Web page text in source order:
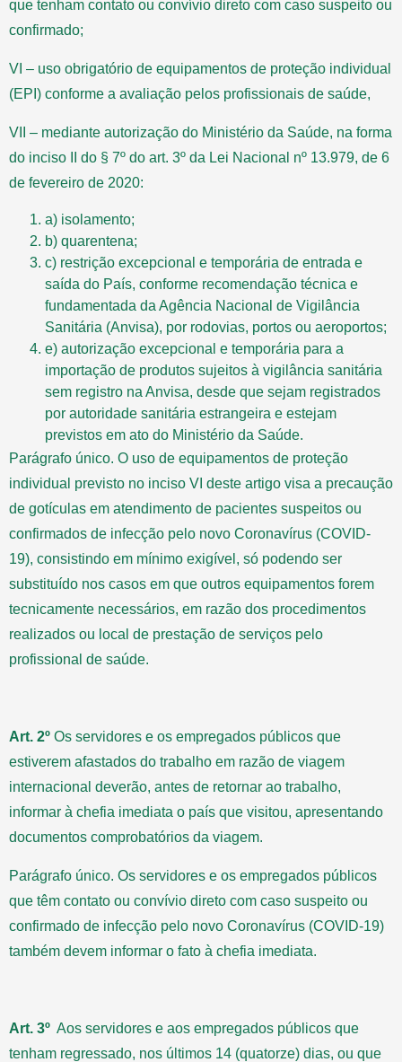
que tenham contato ou convívio direto com caso suspeito ou
confirmado;
VI – uso obrigatório de equipamentos de proteção individual
(EPI) conforme a avaliação pelos profissionais de saúde,
VII – mediante autorização do Ministério da Saúde, na forma
do inciso II do § 7º do art. 3º da Lei Nacional nº 13.979, de 6
de fevereiro de 2020:
a) isolamento;
b) quarentena;
c) restrição excepcional e temporária de entrada e
saída do País, conforme recomendação técnica e
fundamentada da Agência Nacional de Vigilância
Sanitária (Anvisa), por rodovias, portos ou aeroportos;
e) autorização excepcional e temporária para a
importação de produtos sujeitos à vigilância sanitária
sem registro na Anvisa, desde que sejam registrados
por autoridade sanitária estrangeira e estejam
previstos em ato do Ministério da Saúde.
Parágrafo único. O uso de equipamentos de proteção
individual previsto no inciso VI deste artigo visa a precaução
de gotículas em atendimento de pacientes suspeitos ou
confirmados de infecção pelo novo Coronavírus (COVID-
19), consistindo em mínimo exigível, só podendo ser
substituído nos casos em que outros equipamentos forem
tecnicamente necessários, em razão dos procedimentos
realizados ou local de prestação de serviços pelo
profissional de saúde.
Art. 2º Os servidores e os empregados públicos que
estiverem afastados do trabalho em razão de viagem
internacional deverão, antes de retornar ao trabalho,
informar à chefia imediata o país que visitou, apresentando
documentos comprobatórios da viagem.
Parágrafo único. Os servidores e os empregados públicos
que têm contato ou convívio direto com caso suspeito ou
confirmado de infecção pelo novo Coronavírus (COVID-19)
também devem informar o fato à chefia imediata.
Art. 3º Aos servidores e aos empregados públicos que
tenham regressado, nos últimos 14 (quatorze) dias, ou que